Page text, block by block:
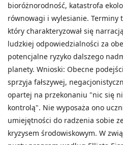
bioróżnorodność, katastrofa
równowagi i wylesianie. Terminy
który charakteryzował się
ludzkiej odpowiedzialności za
potencjalne ryzyko dalszego
planety. Wnioski: Obecne
sprzyja fałszywej,
opartej na przekonaniu "nic się
kontrolą". Nie wyposaża ono
umiejętności do radzenia sobie
kryzysem środowiskowym. W